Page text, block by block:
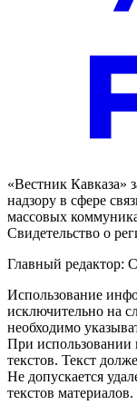
«Вестник Кавказа»
надзору в сфере
массовых
Свидетельство о
Главный редактор:
Использование
исключительно на
необходимо
При использовании
текстов. Текст
Не допускается
текстов материалов.